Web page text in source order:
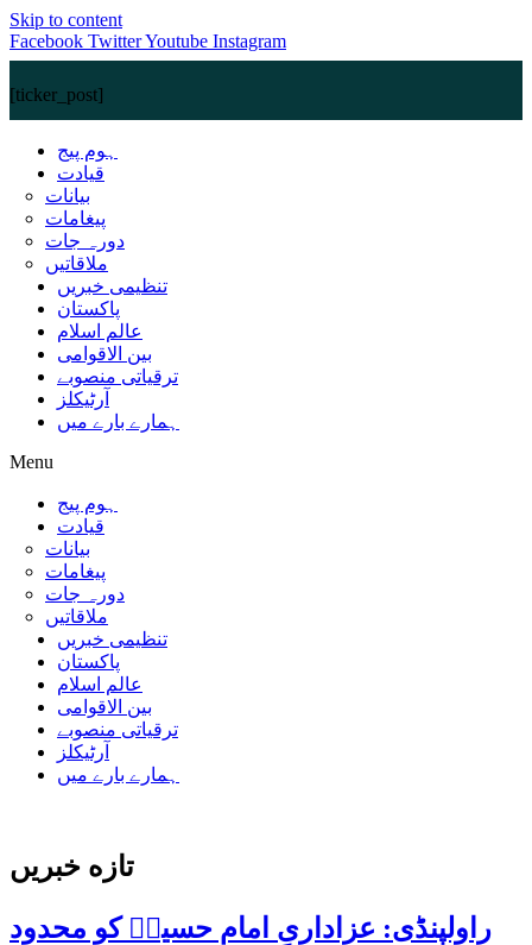
Skip to content
Facebook TwitterYoutube Instagram
[ticker_post]
ہوم پیج
قیادت
بیانات
پیغامات
دورہ جات
ملاقاتیں
تنظیمی خبریں
پاکستان
عالم اسلام
بین الاقوامی
ترقیاتی منصوبے
آرٹیکلز
ہمارے بارے میں
Menu
ہوم پیج
قیادت
بیانات
پیغامات
دورہ جات
ملاقاتیں
تنظیمی خبریں
پاکستان
عالم اسلام
بین الاقوامی
ترقیاتی منصوبے
آرٹیکلز
ہمارے بارے میں
تازه خبریں
راولپنڈی: عزاداریِ امام حسینؑ کو محدود